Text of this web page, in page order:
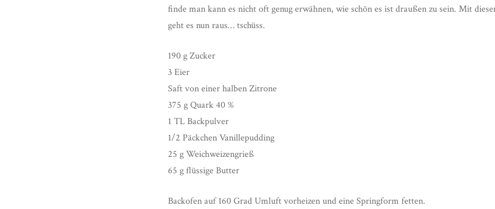
finde man kann es nicht oft genug erwähnen, wie schön es ist draußen zu sein. Mit
geht es nun raus… tschüss.
190 g Zucker
3 Eier
Saft von einer halben Zitrone
375 g Quark 40 %
1 TL Backpulver
1/2 Päckchen Vanillepudding
25 g Weichweizengrieß
65 g flüssige Butter
Backofen auf 160 Grad Umluft vorheizen und eine Springform fetten.